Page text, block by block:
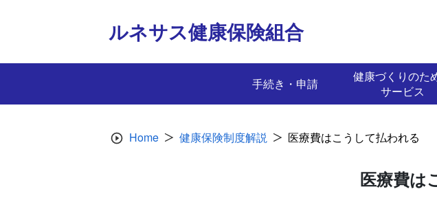
ルネサス健康保険組合
手続き・申請
健康づくりのた
サービス
Home 健康保険制度解説 医療費はこうして払われる
医療費は